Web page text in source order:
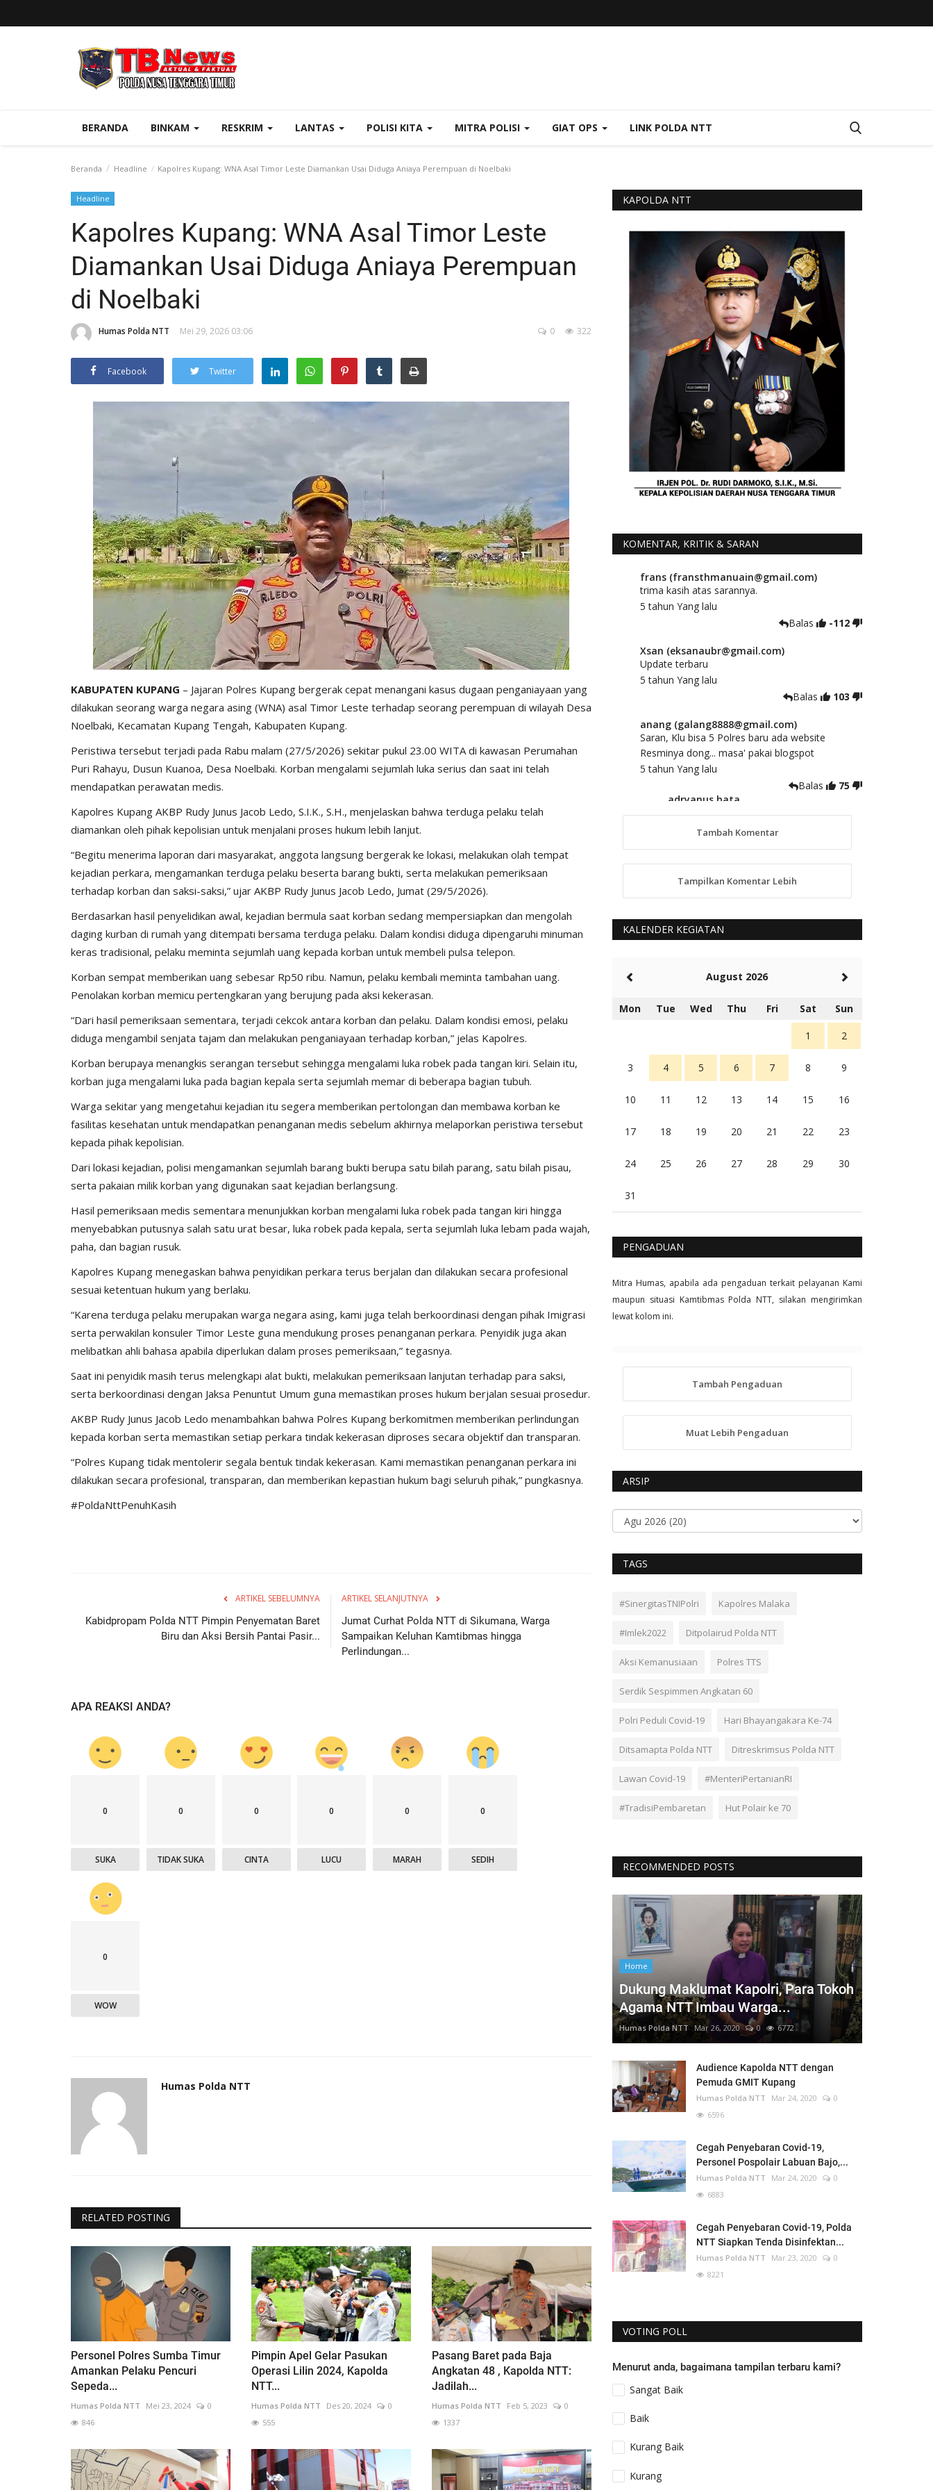
BERANDA BINKAM RESKRIM LANTAS POLISI KITA MITRA POLISI GIAT OPS LINK POLDA NTT
Beranda Headline Kapolres Kupang: WNA Asal Timor Leste Diamankan Usai Diduga Aniaya Perempuan di Noelbaki
Headline
Kapolres Kupang: WNA Asal Timor Leste
Diamankan Usai Diduga Aniaya Perempuan
di Noelbaki
Humas Polda NTT Mei 29, 2026 03:06 322
0
Facebook Twitter
KABUPATEN KUPANG – Jajaran Polres Kupang bergerak cepat menangani kasus dugaan penganiayaan yang
dilakukan seorang warga negara asing (WNA) asal Timor Leste terhadap seorang perempuan di wilayah Desa
Noelbaki, Kecamatan Kupang Tengah, Kabupaten Kupang.
Peristiwa tersebut terjadi pada Rabu malam (27/5/2026) sekitar pukul 23.00 WITA di kawasan Perumahan
Puri Rahayu, Dusun Kuanoa, Desa Noelbaki. Korban mengalami sejumlah luka serius dan saat ini telah
mendapatkan perawatan medis.
Kapolres Kupang AKBP Rudy Junus Jacob Ledo, S.I.K., S.H., menjelaskan bahwa terduga pelaku telah
diamankan oleh pihak kepolisian untuk menjalani proses hukum lebih lanjut.
“Begitu menerima laporan dari masyarakat, anggota langsung bergerak ke lokasi, melakukan olah tempat
kejadian perkara, mengamankan terduga pelaku beserta barang bukti, serta melakukan pemeriksaan
terhadap korban dan saksi-saksi,” ujar AKBP Rudy Junus Jacob Ledo, Jumat (29/5/2026).
Berdasarkan hasil penyelidikan awal, kejadian bermula saat korban sedang mempersiapkan dan mengolah
daging kurban di rumah yang ditempati bersama terduga pelaku. Dalam kondisi diduga dipengaruhi minuman
keras tradisional, pelaku meminta sejumlah uang kepada korban untuk membeli pulsa telepon.
Korban sempat memberikan uang sebesar Rp50 ribu. Namun, pelaku kembali meminta tambahan uang.
Penolakan korban memicu pertengkaran yang berujung pada aksi kekerasan.
“Dari hasil pemeriksaan sementara, terjadi cekcok antara korban dan pelaku. Dalam kondisi emosi, pelaku
diduga mengambil senjata tajam dan melakukan penganiayaan terhadap korban,” jelas Kapolres.
Korban berupaya menangkis serangan tersebut sehingga mengalami luka robek pada tangan kiri. Selain itu,
korban juga mengalami luka pada bagian kepala serta sejumlah memar di beberapa bagian tubuh.
Warga sekitar yang mengetahui kejadian itu segera memberikan pertolongan dan membawa korban ke
fasilitas kesehatan untuk mendapatkan penanganan medis sebelum akhirnya melaporkan peristiwa tersebut
kepada pihak kepolisian.
Dari lokasi kejadian, polisi mengamankan sejumlah barang bukti berupa satu bilah parang, satu bilah pisau,
serta pakaian milik korban yang digunakan saat kejadian berlangsung.
Hasil pemeriksaan medis sementara menunjukkan korban mengalami luka robek pada tangan kiri hingga
menyebabkan putusnya salah satu urat besar, luka robek pada kepala, serta sejumlah luka lebam pada wajah,
paha, dan bagian rusuk.
Kapolres Kupang menegaskan bahwa penyidikan perkara terus berjalan dan dilakukan secara profesional
sesuai ketentuan hukum yang berlaku.
“Karena terduga pelaku merupakan warga negara asing, kami juga telah berkoordinasi dengan pihak Imigrasi
serta perwakilan konsuler Timor Leste guna mendukung proses penanganan perkara. Penyidik juga akan
melibatkan ahli bahasa apabila diperlukan dalam proses pemeriksaan,” tegasnya.
Saat ini penyidik masih terus melengkapi alat bukti, melakukan pemeriksaan lanjutan terhadap para saksi,
serta berkoordinasi dengan Jaksa Penuntut Umum guna memastikan proses hukum berjalan sesuai prosedur.
AKBP Rudy Junus Jacob Ledo menambahkan bahwa Polres Kupang berkomitmen memberikan perlindungan
kepada korban serta memastikan setiap perkara tindak kekerasan diproses secara objektif dan transparan.
“Polres Kupang tidak mentolerir segala bentuk tindak kekerasan. Kami memastikan penanganan perkara ini
dilakukan secara profesional, transparan, dan memberikan kepastian hukum bagi seluruh pihak,” pungkasnya.
#PoldaNttPenuhKasih
ARTIKEL SEBELUMNYA
Kabidpropam Polda NTT Pimpin Penyematan Baret
Biru dan Aksi Bersih Pantai Pasir...
ARTIKEL SELANJUTNYA
Jumat Curhat Polda NTT di Sikumana, Warga
Sampaikan Keluhan Kamtibmas hingga
Perlindungan...
APA REAKSI ANDA?
0
SUKA
0
TIDAK SUKA
0
CINTA
0
LUCU
0
MARAH
0
SEDIH
0
WOW
Humas Polda NTT
RELATED POSTING
Personel Polres Sumba Timur
Amankan Pelaku Pencuri
Sepeda...
Humas Polda NTT Mei 23, 2024
0
846
Pimpin Apel Gelar Pasukan
Operasi Lilin 2024, Kapolda
NTT...
Humas Polda NTT Des 20, 2024
0
555
Pasang Baret pada Baja
Angkatan 48 , Kapolda NTT:
Jadilah...
Humas Polda NTT Feb 5, 2023
0
1337
KAPOLDA NTT
KOMENTAR, KRITIK & SARAN
frans (fransthmanuain@gmail.com)
trima kasih atas sarannya.
5 tahun Yang lalu
Balas
-112
Xsan (eksanaubr@gmail.com)
Update terbaru
5 tahun Yang lalu
Balas
103
anang (galang8888@gmail.com)
Saran, Klu bisa 5 Polres baru ada website
Resminya dong... masa' pakai blogspot
5 tahun Yang lalu
Balas
75
adryanus bata
kami tindaklanjuti
5 tahun Yang lalu
88
anggy (anakkaos@gmail.com)
Sumba Barat Aman, Trmksih Pak Polisi
5 tahun Yang lalu
Rambu (rambu03@gmail.com)
5 tahun Yang lalu
Balas
16
Tambah Komentar
Tampilkan Komentar Lebih
KALENDER KEGIATAN
August 2026
Mon Tue Wed Thu Fri Sat Sun
1 2
3 4 5 6 7 8 9
10 11 12 13 14 15 16
17 18 19 20 21 22 23
24 25 26 27 28 29 30
31
PENGADUAN
Mitra Humas, apabila ada pengaduan terkait pelayanan Kami
maupun situasi Kamtibmas Polda NTT, silakan mengirimkan
lewat kolom ini.
Tambah Pengaduan
Muat Lebih Pengaduan
ARSIP
TAGS
#SinergitasTNIPolri Kapolres Malaka
#Imlek2022 Ditpolairud Polda NTT
Aksi Kemanusiaan Polres TTS
Serdik Sespimmen Angkatan 60
Polri Peduli Covid-19 Hari Bhayangakara Ke-74
Ditsamapta Polda NTT Ditreskrimsus Polda NTT
Lawan Covid-19 #MenteriPertanianRI
#TradisiPembaretan Hut Polair ke 70
RECOMMENDED POSTS
Home
Dukung Maklumat Kapolri, Para Tokoh
Agama NTT Imbau Warga...
Humas Polda NTT Mar 26, 2020 0 6772
Audience Kapolda NTT dengan
Pemuda GMIT Kupang
Humas Polda NTT Mar 24, 2020
0
6596
Cegah Penyebaran Covid-19,
Personel Pospolair Labuan Bajo,...
Humas Polda NTT Mar 24, 2020
0
6883
Cegah Penyebaran Covid-19, Polda
NTT Siapkan Tenda Disinfektan...
Humas Polda NTT Mar 23, 2020
0
8221
VOTING POLL
Menurut anda, bagaimana tampilan terbaru kami?
Sangat Baik
Baik
Kurang Baik
Kurang